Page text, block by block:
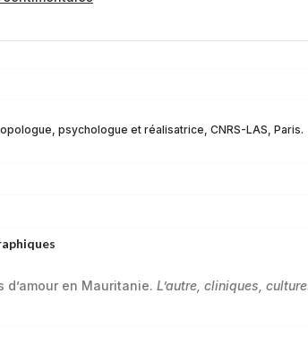
psychologue et réalisatrice, CNRS-LAS, Paris.
d’amour en Mauritanie. L’autre, cliniques,